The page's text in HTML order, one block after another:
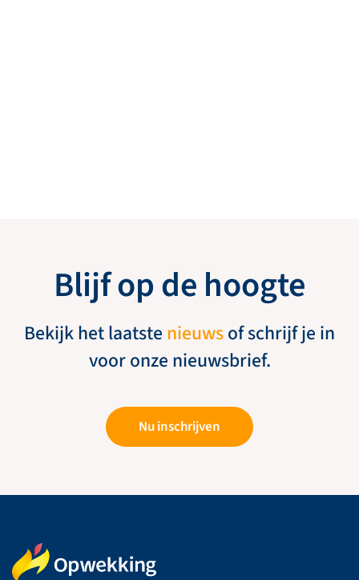
Blijf op de hoogte
Bekijk het laatste nieuwsof schrijf je in
voor onze nieuwsbrief.
Nu inschrijven